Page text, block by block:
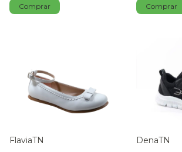
Comprar Comprar
FlaviaTN DenaTN